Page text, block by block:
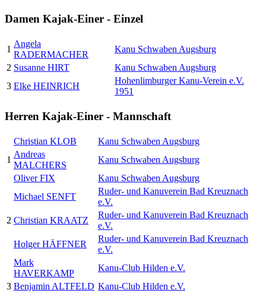
Damen Kajak-Einer - Einzel
1
Angela
RADERMACHER
Kanu Schwaben Augsburg
2 Susanne HIRT
Kanu Schwaben Augsburg
3 Elke HEINRICH
Hohenlimburger Kanu-Verein e.V.
1951
Herren Kajak-Einer - Mannschaft
1
Christian KLOB
Kanu Schwaben Augsburg
Andreas
MALCHERS
Kanu Schwaben Augsburg
Oliver FIX
Kanu Schwaben Augsburg
2
Michael SENFT
Ruder- und Kanuverein Bad Kreuznach
e.V.
Christian KRAATZ
Ruder- und Kanuverein Bad Kreuznach
e.V.
Holger HÄFFNER
Ruder- und Kanuverein Bad Kreuznach
e.V.
3
Mark
HAVERKAMP
Kanu-Club Hilden e.V.
Benjamin ALTFELD Kanu-Club Hilden e.V.